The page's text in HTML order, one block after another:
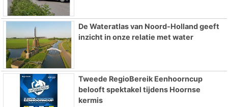
De Wateratlas van Noord-Holland geeft
inzicht in onze relatie met water
Tweede RegioBereik Eenhoorncup
belooft spektakel tijdens Hoornse
kermis